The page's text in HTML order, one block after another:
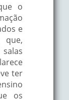
o
e
que,
ter
os